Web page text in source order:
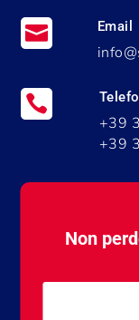
 Email

+39
+39
Non